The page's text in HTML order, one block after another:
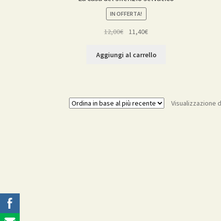
IN OFFERTA!
12,00€
originale
11,40€Il
attuale
Aggiungi al carrello
Visualizzazione